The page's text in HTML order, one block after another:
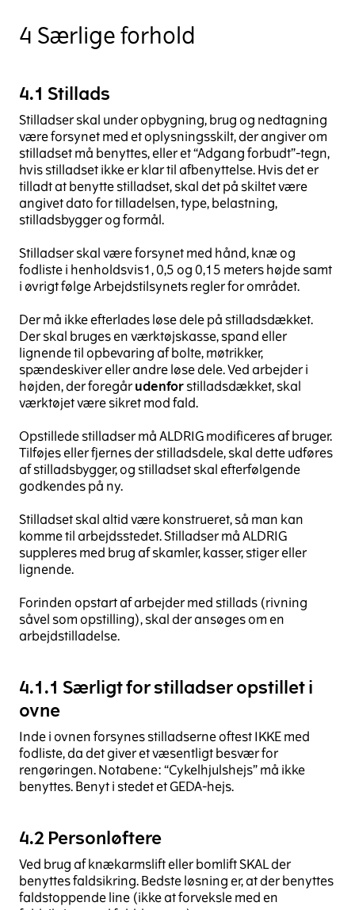
4 Særlige forhold
4.1 Stillads
Stilladser skal under opbygning, brug og nedtagning
være forsynet med et oplysningsskilt, der angiver om
stilladset må benyttes, eller et “Adgang forbudt”-tegn,
hvis stilladset ikke er klar til afbenyttelse. Hvis det er
tilladt at benytte stilladset, skal det på skiltet være
angivet dato for tilladelsen, type, belastning,
stilladsbygger og formål.
Stilladser skal være forsynet med hånd, knæ og
fodliste i henholdsvis1, 0,5 og 0,15 meters højde samt
i øvrigt følge Arbejdstilsynets regler for området.
Der må ikke efterlades løse dele på stilladsdækket.
Der skal bruges en værktøjskasse, spand eller
lignende til opbevaring af bolte, møtrikker,
spændeskiver eller andre løse dele. Ved arbejder i
højden, der foregårudenforstilladsdækket, skal
værktøjet være sikret mod fald.
Opstillede stilladser må ALDRIG modificeres af bruger.
Tilføjes eller fjernes der stilladsdele, skal dette udføres
af stilladsbygger, og stilladset skal efterfølgende
godkendes på ny.
Stilladset skal altid være konstrueret, så man kan
komme til arbejdsstedet. Stilladser må ALDRIG
suppleres med brug af skamler, kasser, stiger eller
lignende.
Forinden opstart af arbejder med stillads (rivning
såvel som opstilling), skal der ansøges om en
arbejdstilladelse.
4.1.1 Særligt for stilladser opstillet i
ovne
Inde i ovnen forsynes stilladserne oftest IKKE med
fodliste, da det giver et væsentligt besvær for
rengøringen. Notabene: “Cykelhjulshejs” må ikke
benyttes. Benyt i stedet et GEDA-hejs.
4.2 Personløftere
Ved brug af knækarmslift eller bomlift SKAL der
benyttes faldsikring. Bedste løsning er, at der benyttes
faldstoppende line (ikke at forveksle med en